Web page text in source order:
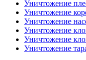
Уничтожение
Уничтожение
Уничтожение
Уничтожение
Уничтожение
Уничтожение